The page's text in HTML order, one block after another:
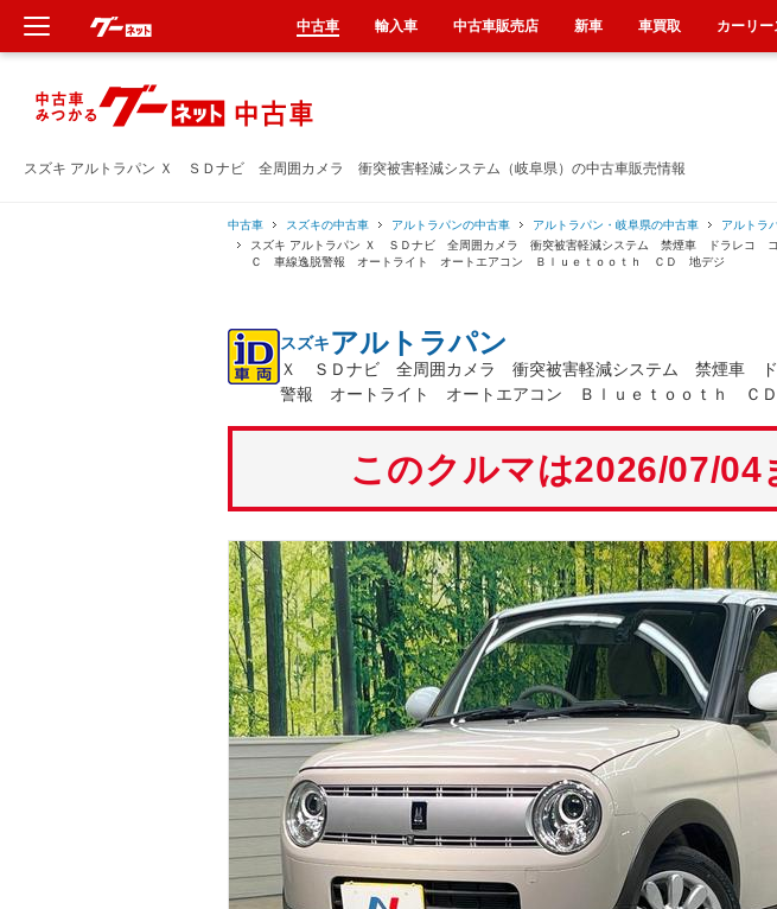
スズキ アルトラパン Ｘ ＳＤナビ 全周囲カメラ 衝突被害軽減システム（岐阜県）の中古車販売情報
中古車 スズキの中古車 アルトラパンの中古車 アルトラパン・岐阜県の中古車
アルトラ
スズキ アルトラパン Ｘ ＳＤナビ 全周囲カメラ 衝突被害軽減システム 禁煙車 ドラレコ
Ｃ 車線逸脱警報 オートライト オートエアコン Ｂｌｕｅｔｏｏｔｈ ＣＤ 地デジ
スズキアルトラパン
Ｘ ＳＤナビ 全周囲カメラ 衝突被害軽減システム 禁煙車
警報 オートライト オートエアコン Ｂｌｕｅｔｏｏｔｈ ＣＤ
このクルマは2026/07/
中古車 輸入車 中古車販売店 新車 車買取 カーリー
新車
中古車